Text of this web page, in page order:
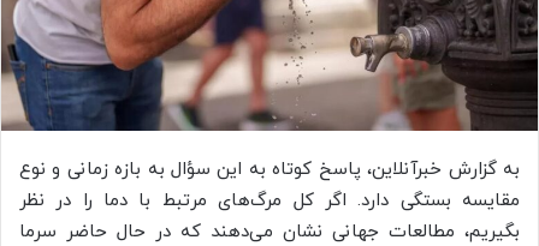
م
ی
ل
به گزارش خبرآنلاین، پاسخ کوتاه به این سؤال به بازه زمانی و نوع
مقایسه بستگی دارد. اگر کل مرگ‌های مرتبط با دما را در نظر
بگیریم، مطالعات جهانی نشان می‌دهند که در حال حاضر سرما